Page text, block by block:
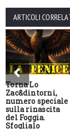
ARTICOLI
Torna Lo
Zac&dintorni,
numero speciale
sulla rinascita
del Foggia.
Sfoglialo